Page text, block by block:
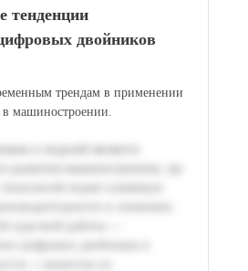
тенденции
двойников
трендам в применении
машиностроении.